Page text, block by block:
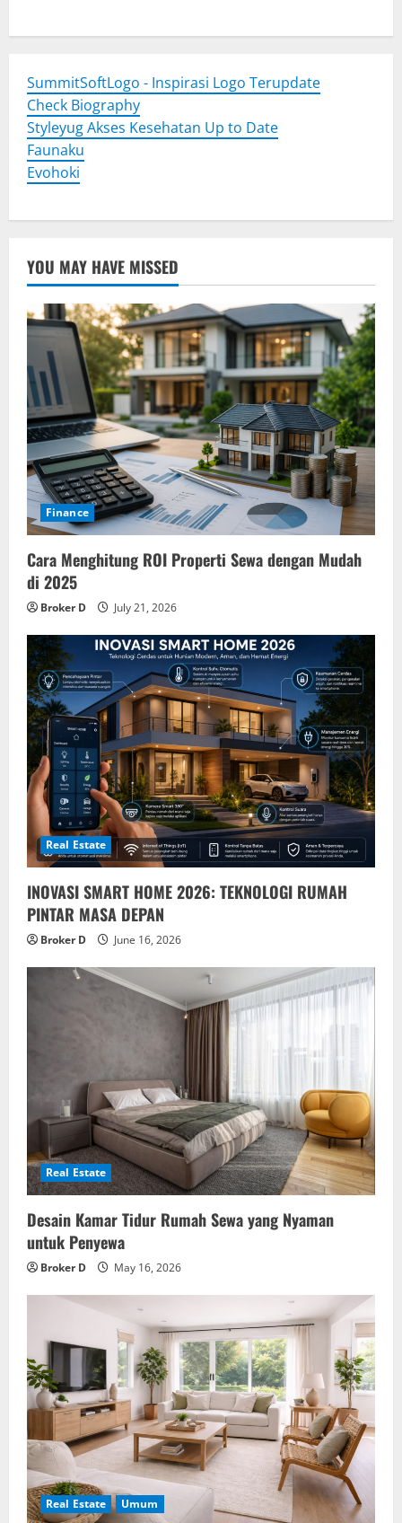
SummitSoftLogo - Inspirasi Logo Terupdate
Check Biography
Styleyug Akses Kesehatan Up to Date
Faunaku
Evohoki
YOU MAY HAVE MISSED
Finance
Cara Menghitung ROI Properti Sewa dengan Mudah
di 2025
Broker D July 21, 2026
Real Estate
INOVASI SMART HOME 2026: TEKNOLOGI RUMAH
PINTAR MASA DEPAN
Broker D June 16, 2026
Real Estate
Desain Kamar Tidur Rumah Sewa yang Nyaman
untuk Penyewa
Broker D May 16, 2026
Real Estate Umum